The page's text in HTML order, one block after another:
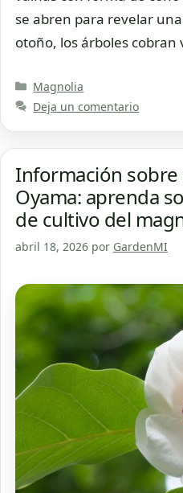
se abren para revelar
otoño, los árboles cobran
Categorías
Magnolia
Deja un comentario
Información
Oyama: aprenda
de cultivo del
abril 18, 2026 por GardenMI